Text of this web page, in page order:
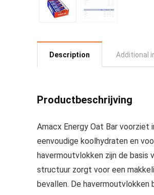
Description Additional
Productbeschrijving
Amacx Energy Oat Bar
eenvoudige koolhydraten en
havermoutvlokken zijn de basis
structuur zorgt voor een
bevallen. De havermoutvlokken